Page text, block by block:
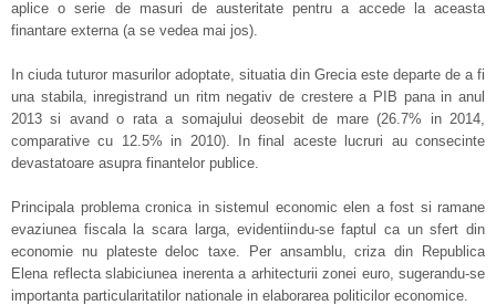
aplice o serie de masuri de austeritate pentru a accede la aceasta
finantare externa (a se vedea mai jos).
In ciuda tuturor masurilor adoptate, situatia din Grecia este departe de a fi
una stabila, inregistrand un ritm negativ de crestere a PIB pana in anul
2013 si avand o rata a somajului deosebit de mare (26.7% in 2014,
comparative cu 12.5% in 2010). In final aceste lucruri au consecinte
devastatoare asupra finantelor publice.
Principala problema cronica in sistemul economic elen a fost si ramane
evaziunea fiscala la scara larga, evidentiindu-se faptul ca un sfert din
economie nu plateste deloc taxe. Per ansamblu, criza din Republica
Elena reflecta slabiciunea inerenta a arhitecturii zonei euro, sugerandu-se
importanta particularitatilor nationale in elaborarea politicilor economice.